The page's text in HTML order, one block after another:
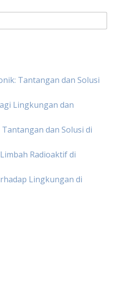
Tantangan dan Solusi
Lingkungan dan
dan Solusi di
Radioaktif di
Lingkungan di